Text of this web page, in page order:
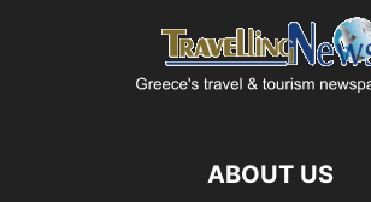
ABOUT US